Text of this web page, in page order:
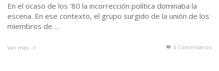
En el ocaso de los ’80 la incorrección política dominaba la
escena. En ese contexto, el grupo surgido de la unión de los
miembros de …
Ver más 0 Comentarios